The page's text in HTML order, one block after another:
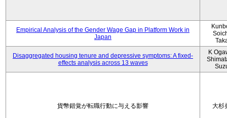
Empirical Analysis of the Gender Wage Gap in Platform Work in
Japan
Disaggregated housing tenure and depressive symptoms: A fixed-
effects analysis across 13 waves
K
貨幣錯覚が転職行動に与える影響 大杉